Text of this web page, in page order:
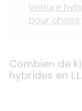
Voiture
pour choisir
Combien de
hybrides en